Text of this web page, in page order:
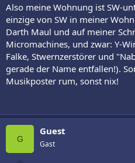
Also meine Wohnung ist SW-
einzige von SW in meiner
Darth Maul und auf meiner
Micromachines, und zwar: Y-
Falke, Stwernzerstörer und
gerade der Name entfallen!).
Musikposter rum, sonst nix!
G
Guest
Gast